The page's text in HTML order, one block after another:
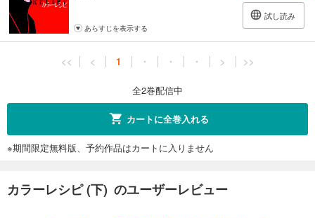
試し読み
あらすじを表示する
<< < 1 ・ ・ ・ > >>
全2巻配信中
カートに全巻入れる
※期間限定無料版、予約作品はカートに入りません
カラーレシピ (下) のユーザーレビュー